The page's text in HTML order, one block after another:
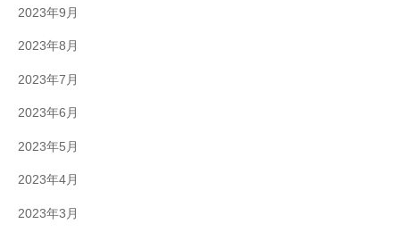
2023年9月
2023年8月
2023年7月
2023年6月
2023年5月
2023年4月
2023年3月